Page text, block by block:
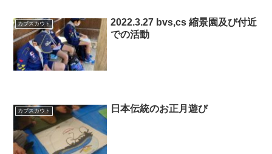
カブスカウト
2022.3.27 bvs,cs 縮景園及び付近
での活動
カブスカウト 日本伝統のお正月遊び